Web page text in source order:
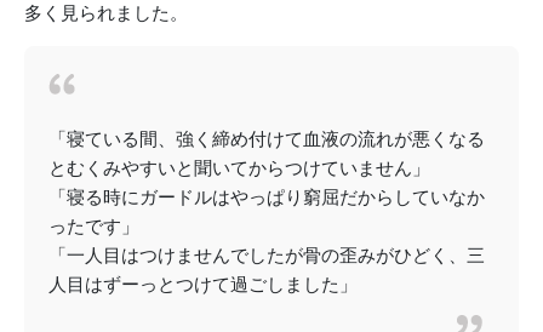
多く見られました。
「寝ている間、強く締め付けて血液の流れが悪くなる
とむくみやすいと聞いてからつけていません」
「寝る時にガードルはやっぱり窮屈だからしていなか
ったです」
「一人目はつけませんでしたが骨の歪みがひどく、三
人目はずーっとつけて過ごしました」